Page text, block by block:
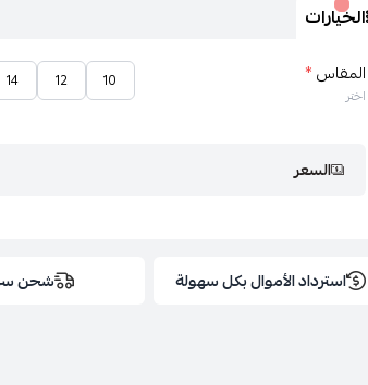
الخيارات
المقاس*
اختر
10
12
14
السعر
استرداد الأموال بكل سهولة شحن